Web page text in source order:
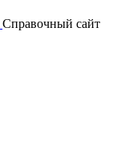
Справочный сайт